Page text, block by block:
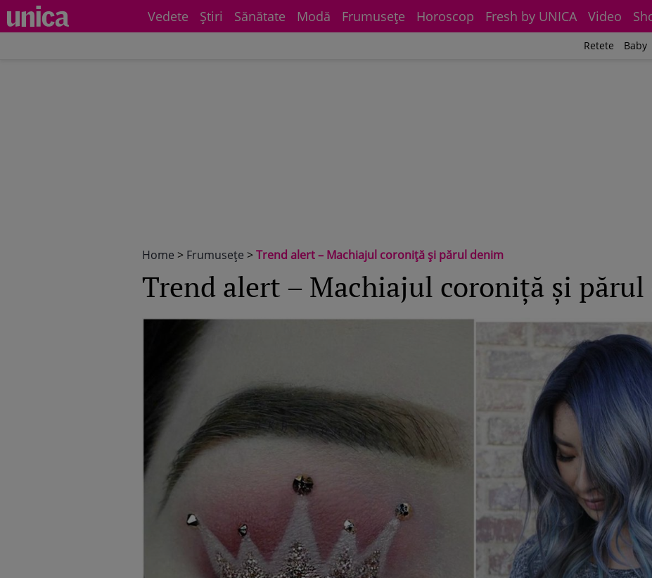
Vedete Știri Sănătate Modă Frumuseţe Horoscop Fresh by UNICA Video
Retete Baby
Home > Frumuseţe >Trend alert – Machiajul coroniță și părul denim
Trend alert – Machiajul coroniță și